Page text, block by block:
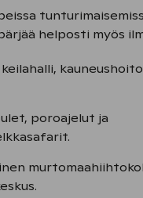
helposti myös
poroajelut ja